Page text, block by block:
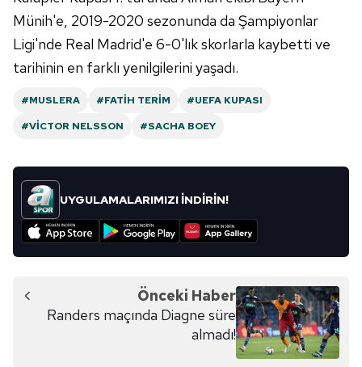
Münih'e, 2019-2020 sezonunda da Şampiyonlar
Ligi'nde Real Madrid'e 6-0'lık skorlarla kaybetti ve
tarihinin en farklı yenilgilerini yaşadı.
#MUSLERA #FATIH TERIM
#UEFA KUPASI
#VICTOR NELSSON
#SACHA BOEY
UYGULAMALARIMIZI İNDİRİN!
Önceki Haber
Randers maçında Diagne süre
almadı!